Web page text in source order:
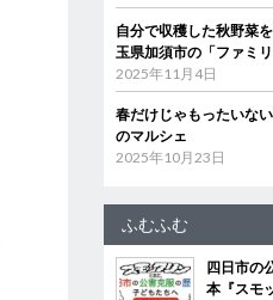
自分で収穫した秋野菜
玉県加須市の「ファミ
2025年11月4日
春だけじゃもったいな
のマルシェ
2025年10月23日
ふむふむ
四日市の
本『スモ